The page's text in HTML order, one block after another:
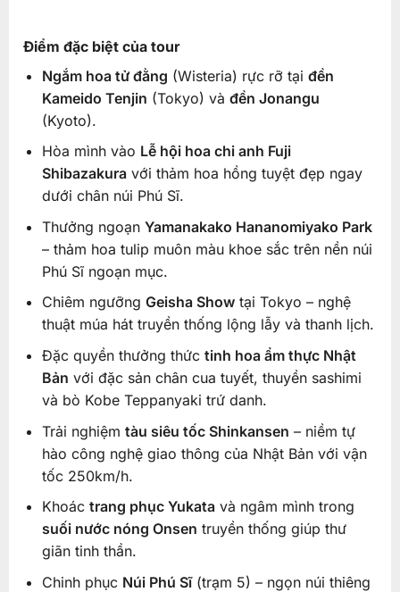
Điểm đặc biệt của tour
Ngắm hoa tử đằng (Wisteria) rực rỡ tại đền
Kameido Tenjin (Tokyo) và đền Jonangu
(Kyoto).
Hòa mình vào Lễ hội hoa chi anh Fuji
Shibazakuravới thảm hoa hồng tuyệt đẹp ngay
dưới chân núi Phú Sĩ.
Thưởng ngoạn Yamanakako Hananomiyako Park
– thảm hoa tulip muôn màu khoe sắc trên nền núi
Phú Sĩ ngoạn mục.
Chiêm ngưỡng Geisha Showtại Tokyo – nghệ
thuật múa hát truyền thống lộng lẫy và thanh lịch.
Đặc quyền thưởng thức tinh hoa ẩm thực Nhật
Bản với đặc sản chân cua tuyết, thuyền sashimi
và bò Kobe Teppanyaki trứ danh.
Trải nghiệm tàu siêu tốc Shinkansen – niềm tự
hào công nghệ giao thông của Nhật Bản với vận
tốc 250km/h.
Khoác trang phục Yukatavà ngâm mình trong
suối nước nóng Onsen truyền thống giúp thư
giãn tinh thần.
Chinh phục Núi Phú Sĩ(trạm 5) – ngọn núi thiêng